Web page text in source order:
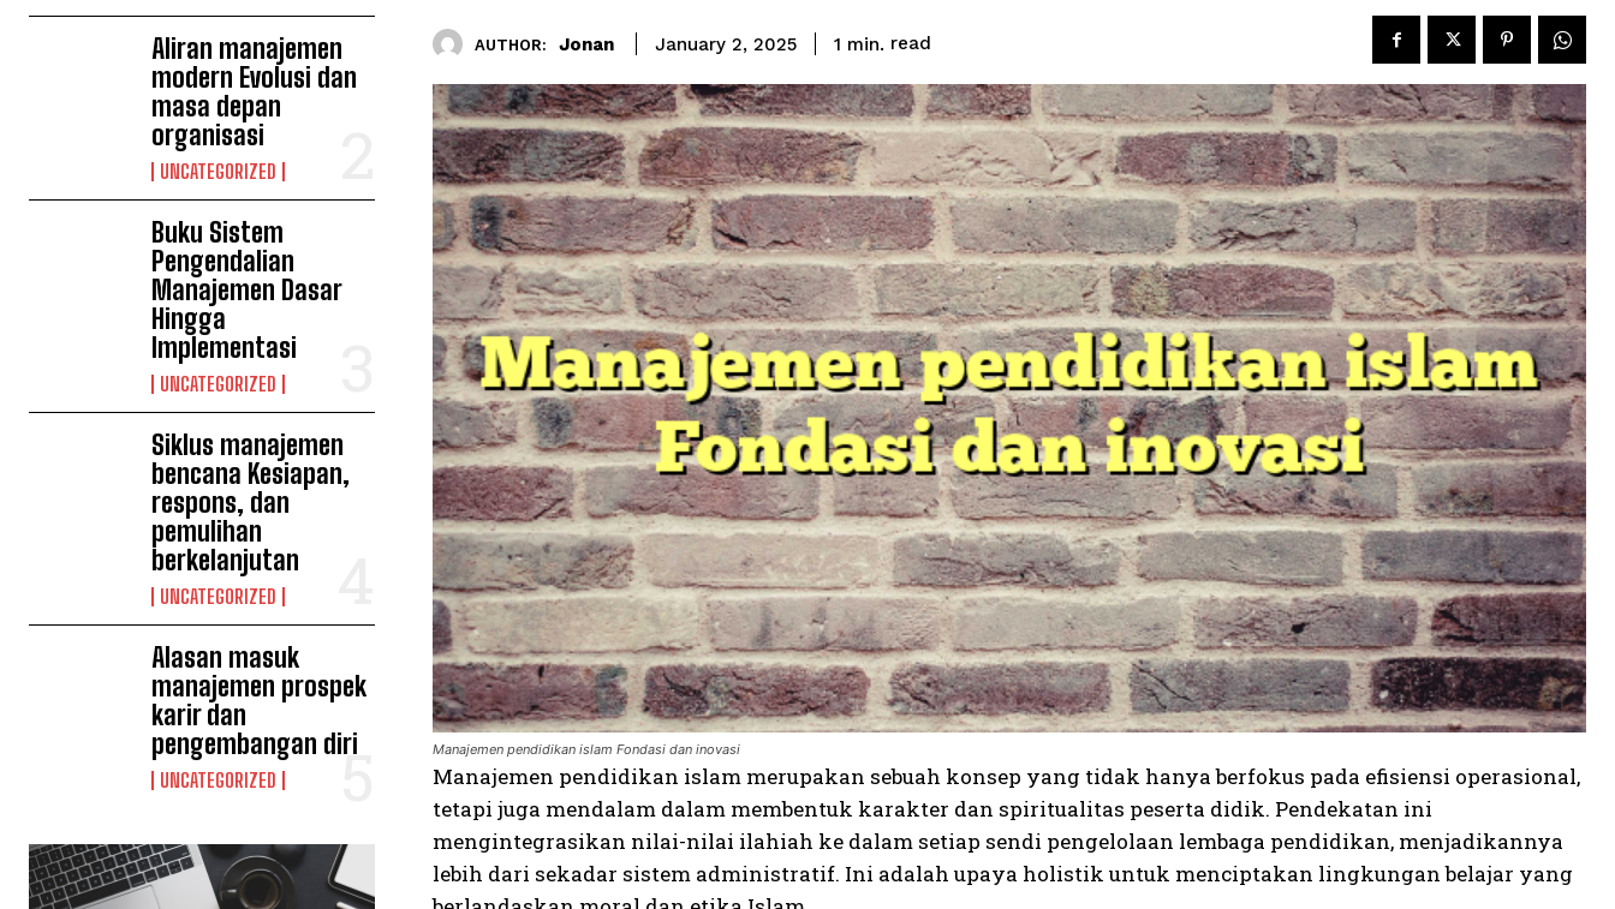
Aliran manajemen
modern Evolusi dan
masa depan
organisasi
UNCATEGORIZED
Buku Sistem
Pengendalian
Manajemen Dasar
Hingga
Implementasi
UNCATEGORIZED
Siklus manajemen
bencana Kesiapan,
respons, dan
pemulihan
berkelanjutan
UNCATEGORIZED
Alasan masuk
manajemen prospek
karir dan
pengembangan diri
UNCATEGORIZED
AUTHOR: Jonan January 2, 2025 1 min. read
Manajemen pendidikan islam Fondasi dan inovasi
Manajemen pendidikan islam merupakan sebuah konsep yang tidak hanya berfokus pada efisiensi operasional,
tetapi juga mendalam dalam membentuk karakter dan spiritualitas peserta didik. Pendekatan ini
mengintegrasikan nilai-nilai ilahiah ke dalam setiap sendi pengelolaan lembaga pendidikan, menjadikannya
lebih dari sekadar sistem administratif. Ini adalah upaya holistik untuk menciptakan lingkungan belajar yang